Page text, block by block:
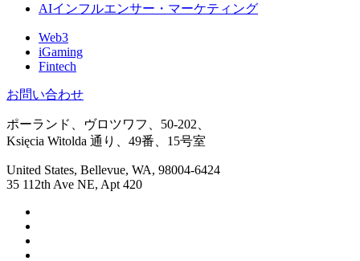
AIインフルエンサー・マーケティング
Web3
iGaming
Fintech
お問い合わせ
ポーランド、ヴロツワフ、50-202、
Księcia Witolda 通り、49番、15号室
United States, Bellevue, WA, 98004-6424
35 112th Ave NE, Apt 420